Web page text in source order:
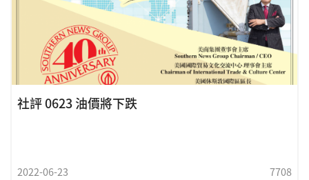
社評 0623 油價將下跌
2022-06-23 7708